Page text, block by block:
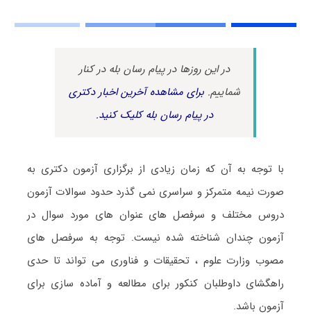
در این روزها در پیام رسان بله در کنار
شماییم.برای مشاهده آخرین اخبار دکتری
در پیام رسان بله کلیک کنید.
با توجه به آن که زمان زیادی از برگزاری آزمون دکتری به
صورت نیمه متمرکز و سراسری نمی گذرد حدود سوالات آزمون
دروس مختلف و سرفصل های عنوان های مورد سوال در
آزمون چندان شناخته شده نیست. توجه به سرفصل های
مصوب وزارت علوم ، تحقیقات و فناوری می تواند تا حدی
راهگشای داوطلبان کنکور برای مطالعه و آماده سازی برای
آزمون باشد.